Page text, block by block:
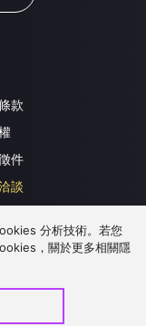
款
件
談
分析技術。若您
，關於更多相關隱